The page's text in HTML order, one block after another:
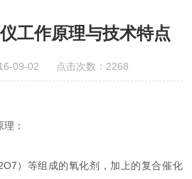
工作原理与技术特点
09-02 点击次数：2268
：
）等组成的氧化剂，加上的复合催化